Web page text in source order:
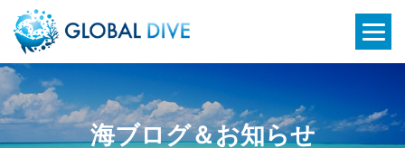
海ブログ＆お知らせ